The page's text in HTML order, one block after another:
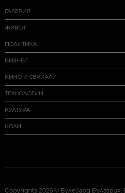
ГАЛЕРИЯ
ЖИВОТ
ПОЛИТИКА
БИЗНЕС
КИНО И СЕРИАЛИ
ТЕХНОЛОГИИ
КУЛТУРА
КОЛИ
Copyrights 2026 © Булевард България.